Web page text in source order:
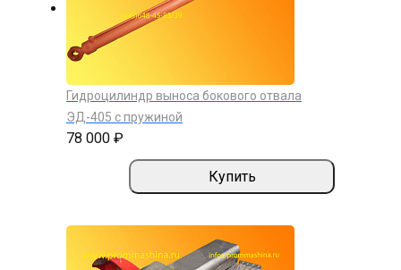
Гидроцилиндр выноса бокового отвала
ЭД-405 с пружиной
78 000 ₽
Купить